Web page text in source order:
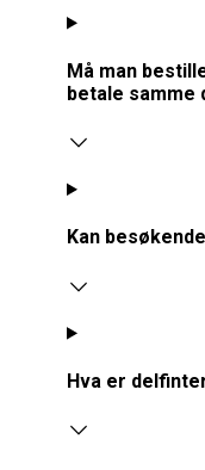
Må man
betale samme
Kan
Hva er